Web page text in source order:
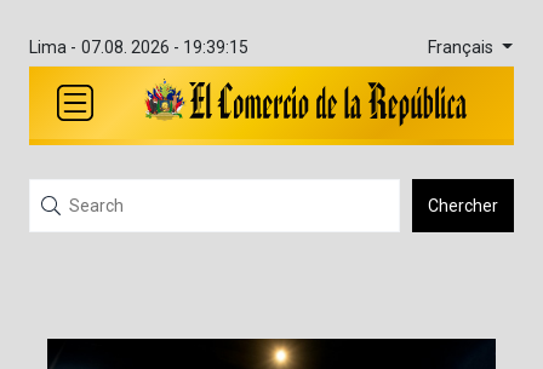
Lima - 07.08. 2026 - 19:39:15 Français
Chercher